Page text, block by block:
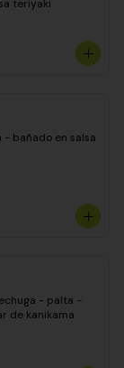
teriyaki
bañado en salsa
- palta -
de kanikama